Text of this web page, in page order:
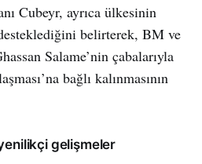
Cubeyr, ayrıca ülkesinin
belirterek, BM ve
Salame’nin çabalarıyla
bağlı kalınmasının
gelişmeler